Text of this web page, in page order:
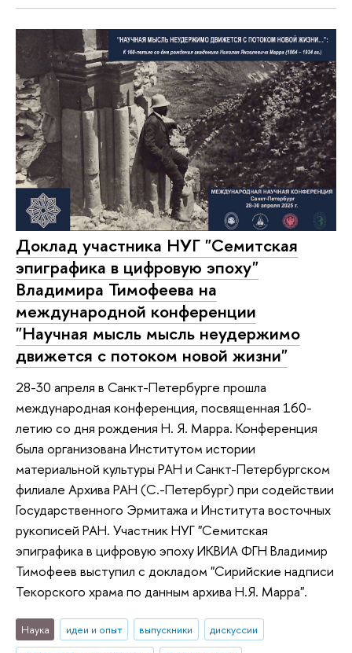
Доклад участника НУГ "Семитская
эпиграфика в цифровую эпоху"
Владимира Тимофеева на
международной конференции
"Научная мысль мысль неудержимо
движется с потоком новой жизни"
28-30 апреля в Санкт-Петербурге прошла
международная конференция, посвященная 160-
летию со дня рождения Н. Я. Марра. Конференция
была организована Институтом истории
материальной культуры РАН и Санкт-Петербургском
филиале Архива РАН (С.-Петербург) при содействии
Государственного Эрмитажа и Института восточных
рукописей РАН. Участник НУГ "Семитская
эпиграфика в цифровую эпоху ИКВИА ФГН Владимир
Тимофеев выступил с докладом "Сирийские надписи
Текорского храма по данным архива Н.Я. Марра".
Наука идеи и опыт выпускники
дискуссии